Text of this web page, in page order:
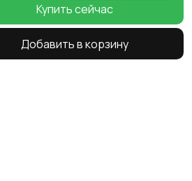
Купить сейчас
Добавить в корзину